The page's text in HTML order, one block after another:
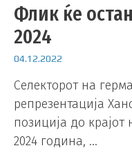
Флик ќе
2024
04.12.2022
Селекторот на
репрезентација
позиција до крајот
2024 година, …